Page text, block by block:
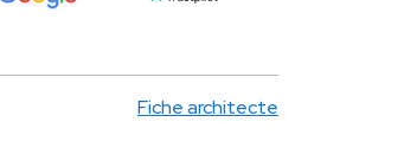
Fiche architecte